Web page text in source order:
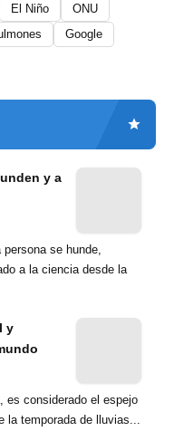
El Niño
ONU
Google
y a
se hunde,
a la ciencia desde la
y
es considerado el espejo
la temporada de lluvias...